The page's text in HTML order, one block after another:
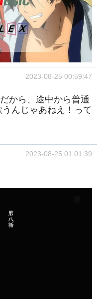
2023-08-25 00:59:47
から、途中から普通
んじゃあねえ！って
2023-08-25 01:01:39